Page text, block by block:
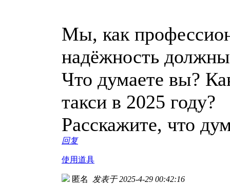
Мы, как
надёжность
Что думаете вы?
такси в 2025 году?
Расскажите, что
回复
使用道具
匿名 发表于 2025-4-29 00:42:16